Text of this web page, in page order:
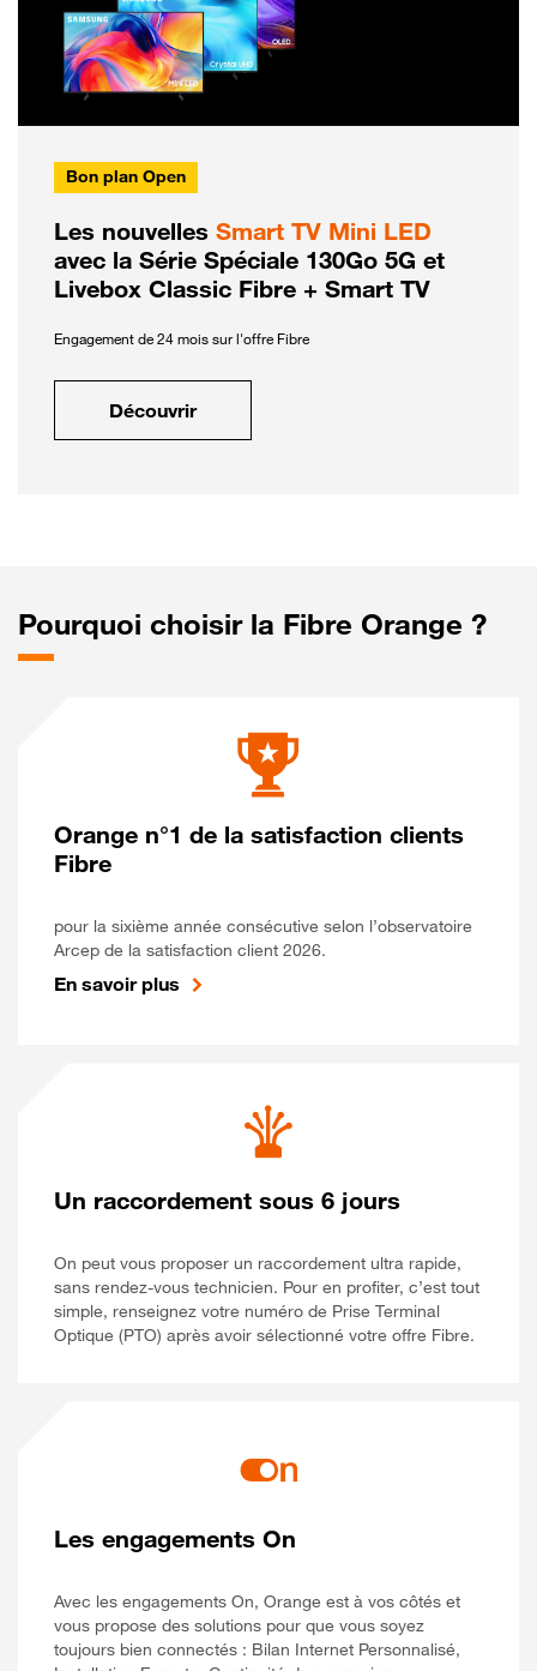
Bon plan Open
Les nouvelles Smart TV Mini LED
avec la Série Spéciale 130Go 5G et
Livebox Classic Fibre + Smart TV
Engagement de 24 mois sur l'offre Fibre
Découvrir
Pourquoi choisir la Fibre Orange ?
Orange n°1 de la satisfaction clients
Fibre
pour la sixième année consécutive selon l’observatoire
Arcep de la satisfaction client 2026.
En savoir plus
Un raccordement sous 6 jours
On peut vous proposer un raccordement ultra rapide,
sans rendez-vous technicien. Pour en profiter, c’est tout
simple, renseignez votre numéro de Prise Terminal
Optique (PTO) après avoir sélectionné votre offre Fibre.
Les engagements On
Avec les engagements On, Orange est à vos côtés et
vous propose des solutions pour que vous soyez
toujours bien connectés : Bilan Internet Personnalisé,